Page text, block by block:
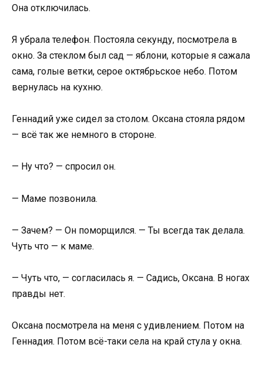
Она отключилась.
Я убрала телефон. Постояла секунду, посмотрела в
окно. За стеклом был сад — яблони, которые я сажала
сама, голые ветки, серое октябрьское небо. Потом
вернулась на кухню.
Геннадий уже сидел за столом. Оксана стояла рядом
— всё так же немного в стороне.
— Ну что? — спросил он.
— Маме позвонила.
— Зачем? — Он поморщился. — Ты всегда так делала.
Чуть что — к маме.
— Чуть что, — согласилась я. — Садись, Оксана. В ногах
правды нет.
Оксана посмотрела на меня с удивлением. Потом на
Геннадия. Потом всё-таки села на край стула у окна.